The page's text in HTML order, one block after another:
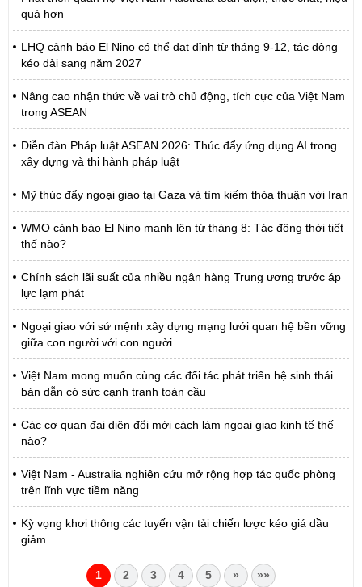
quả hơn
LHQ cảnh báo El Nino có thể đạt đỉnh từ tháng 9-12, tác động
kéo dài sang năm 2027
Nâng cao nhận thức về vai trò chủ động, tích cực của Việt Nam
trong ASEAN
Diễn đàn Pháp luật ASEAN 2026: Thúc đẩy ứng dụng AI trong
xây dựng và thi hành pháp luật
Mỹ thúc đẩy ngoại giao tại Gaza và tìm kiếm thỏa thuận với Iran
WMO cảnh báo El Nino mạnh lên từ tháng 8: Tác động thời tiết
thế nào?
Chính sách lãi suất của nhiều ngân hàng Trung ương trước áp
lực lạm phát
Ngoại giao với sứ mệnh xây dựng mạng lưới quan hệ bền vững
giữa con người với con người
Việt Nam mong muốn cùng các đối tác phát triển hệ sinh thái
bán dẫn có sức cạnh tranh toàn cầu
Các cơ quan đại diện đổi mới cách làm ngoại giao kinh tế thế
nào?
Việt Nam - Australia nghiên cứu mở rộng hợp tác quốc phòng
trên lĩnh vực tiềm năng
Kỳ vọng khơi thông các tuyến vận tải chiến lược kéo giá dầu
giảm
1 2 3 4 5 » »»